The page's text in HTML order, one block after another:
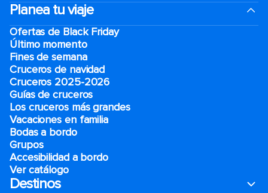
Planea tu viaje
Ofertas de Black Friday
Último momento
Fines de semana
Cruceros de navidad
Cruceros 2025-2026
Guías de cruceros
Los cruceros más grandes
Vacaciones en familia
Bodas a bordo
Grupos
Accesibilidad a bordo
Ver catálogo
Destinos